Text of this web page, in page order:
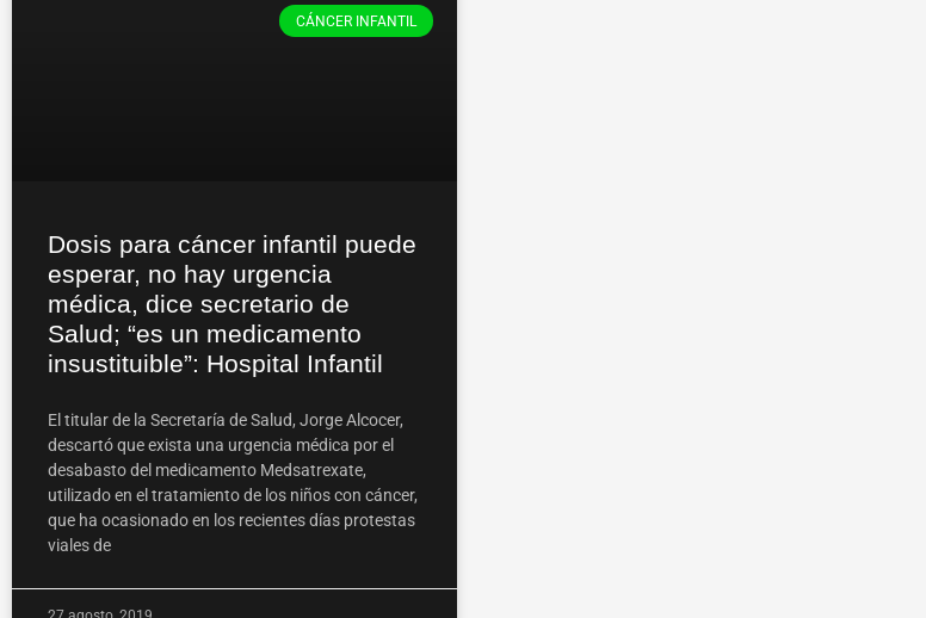
CÁNCER INFANTIL
Dosis para cáncer infantil puede
esperar, no hay urgencia
médica, dice secretario de
Salud; “es un medicamento
insustituible”: Hospital Infantil
El titular de la Secretaría de Salud, Jorge Alcocer,
descartó que exista una urgencia médica por el
desabasto del medicamento Medsatrexate,
utilizado en el tratamiento de los niños con cáncer,
que ha ocasionado en los recientes días protestas
viales de